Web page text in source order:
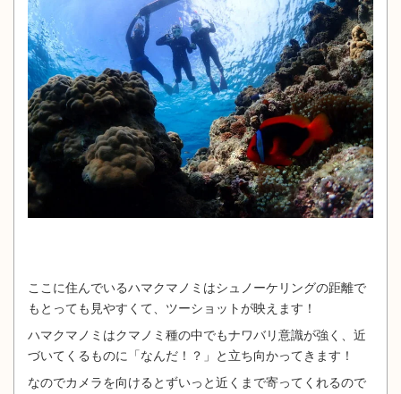
ここに住んでいるハマクマノミはシュノーケリングの距離で
もとっても見やすくて、ツーショットが映えます！
ハマクマノミはクマノミ種の中でもナワバリ意識が強く、近
づいてくるものに「なんだ！？」と立ち向かってきます！
なのでカメラを向けるとずいっと近くまで寄ってくれるので